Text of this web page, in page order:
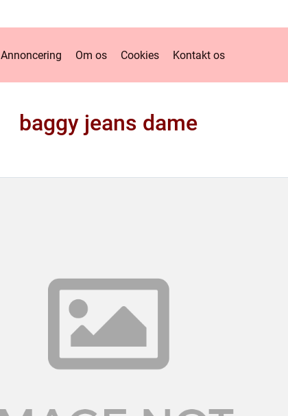
Annoncering Om os Cookies Kontakt os
baggy jeans dame